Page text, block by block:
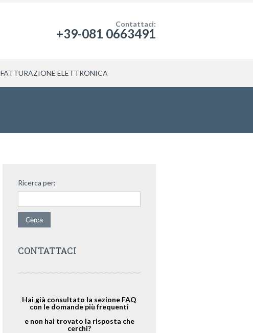
Contattaci:
+39-081 0663491
FATTURAZIONE ELETTRONICA
Ricerca per:
CONTATTACI
Hai già consultato la sezione FAQ
con le domande più frequenti
e non hai trovato la risposta che
cerchi?